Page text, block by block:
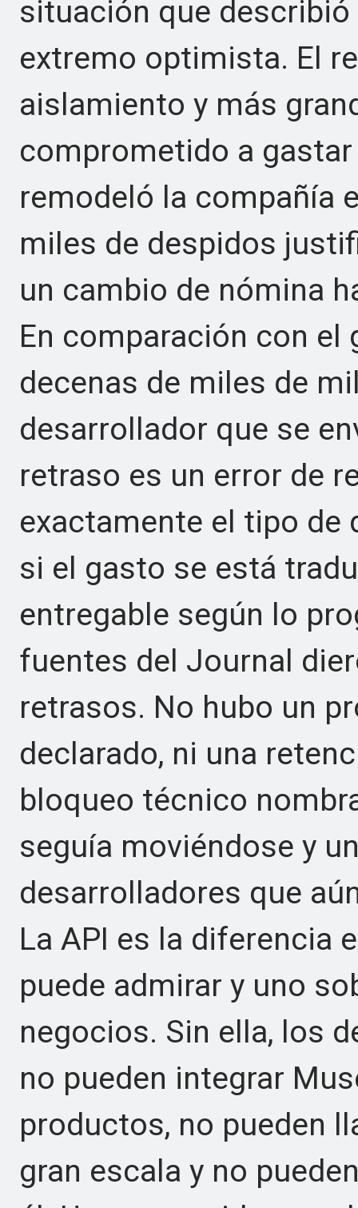
situación que
extremo optimista. El
aislamiento y más
comprometido a
remodeló la compañía
miles de despidos
un cambio de nómina
En comparación con
decenas de miles de
desarrollador que se
retraso es un error de
exactamente el tipo de
si el gasto se está
entregable según lo
fuentes del Journal
retrasos. No hubo un
declarado, ni una
bloqueo técnico
seguía moviéndose y
desarrolladores que
La API es la diferencia
puede admirar y uno
negocios. Sin ella, los
no pueden integrar
productos, no pueden
gran escala y no